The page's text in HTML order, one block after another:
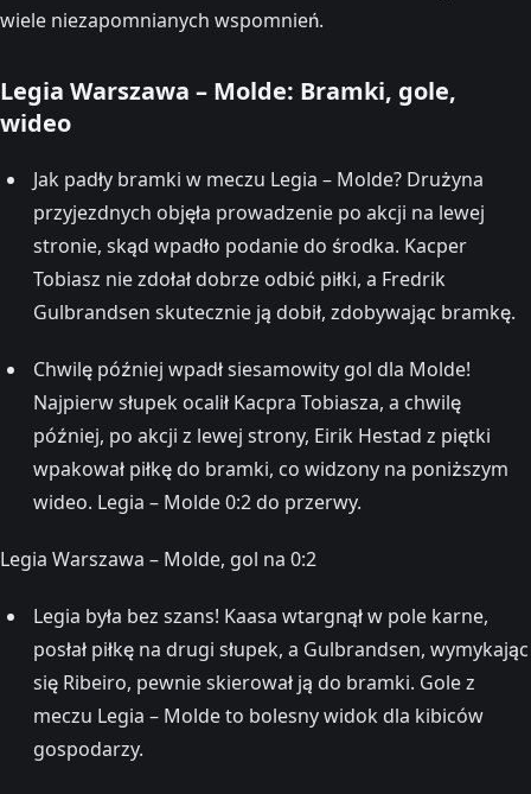
wiele niezapomnianych wspomnień.
Legia Warszawa – Molde: Bramki, gole,
wideo
Jak padły bramki w meczu Legia – Molde? Drużyna
przyjezdnych objęła prowadzenie po akcji na lewej
stronie, skąd wpadło podanie do środka. Kacper
Tobiasz nie zdołał dobrze odbić piłki, a Fredrik
Gulbrandsen skutecznie ją dobił, zdobywając bramkę.
Chwilę później wpadł siesamowity gol dla Molde!
Najpierw słupek ocalił Kacpra Tobiasza, a chwilę
później, po akcji z lewej strony, Eirik Hestad z piętki
wpakował piłkę do bramki, co widzony na poniższym
wideo. Legia – Molde 0:2 do przerwy.
Legia Warszawa – Molde, gol na 0:2
Legia była bez szans! Kaasa wtargnął w pole karne,
posłał piłkę na drugi słupek, a Gulbrandsen, wymykając
się Ribeiro, pewnie skierował ją do bramki. Gole z
meczu Legia – Molde to bolesny widok dla kibiców
gospodarzy.